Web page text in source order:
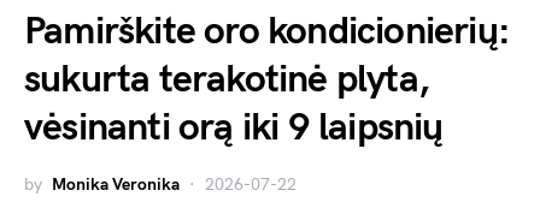
Pamirškite oro kondicionierių:
sukurta terakotinė plyta,
vėsinanti orą iki 9 laipsnių
by Monika Veronika 2026-07-22